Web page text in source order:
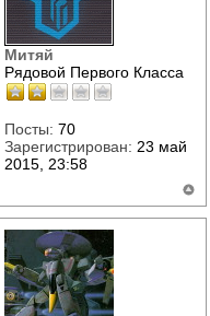
Митяй
Рядовой Первого Класса
Посты: 70
Зарегистрирован: 23 май
2015, 23:58